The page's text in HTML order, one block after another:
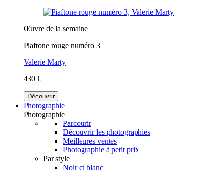
Œuvre de la semaine
Piaftone rouge numéro 3
Valerie Marty
430 €
Découvrir
Photographie
Photographie
Parcourir
Découvrir les photographies
Meilleures ventes
Photographie à petit prix
Par style
Noir et blanc